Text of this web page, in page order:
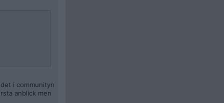
i communityn
anblick men